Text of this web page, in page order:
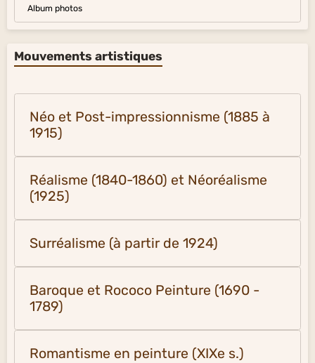
Album photos
Mouvements artistiques
Néo et Post-impressionnisme (1885 à
1915)
Réalisme (1840-1860) et Néoréalisme
(1925)
Surréalisme (à partir de 1924)
Baroque et Rococo Peinture (1690 -
1789)
Romantisme en peinture (XIXe s.)